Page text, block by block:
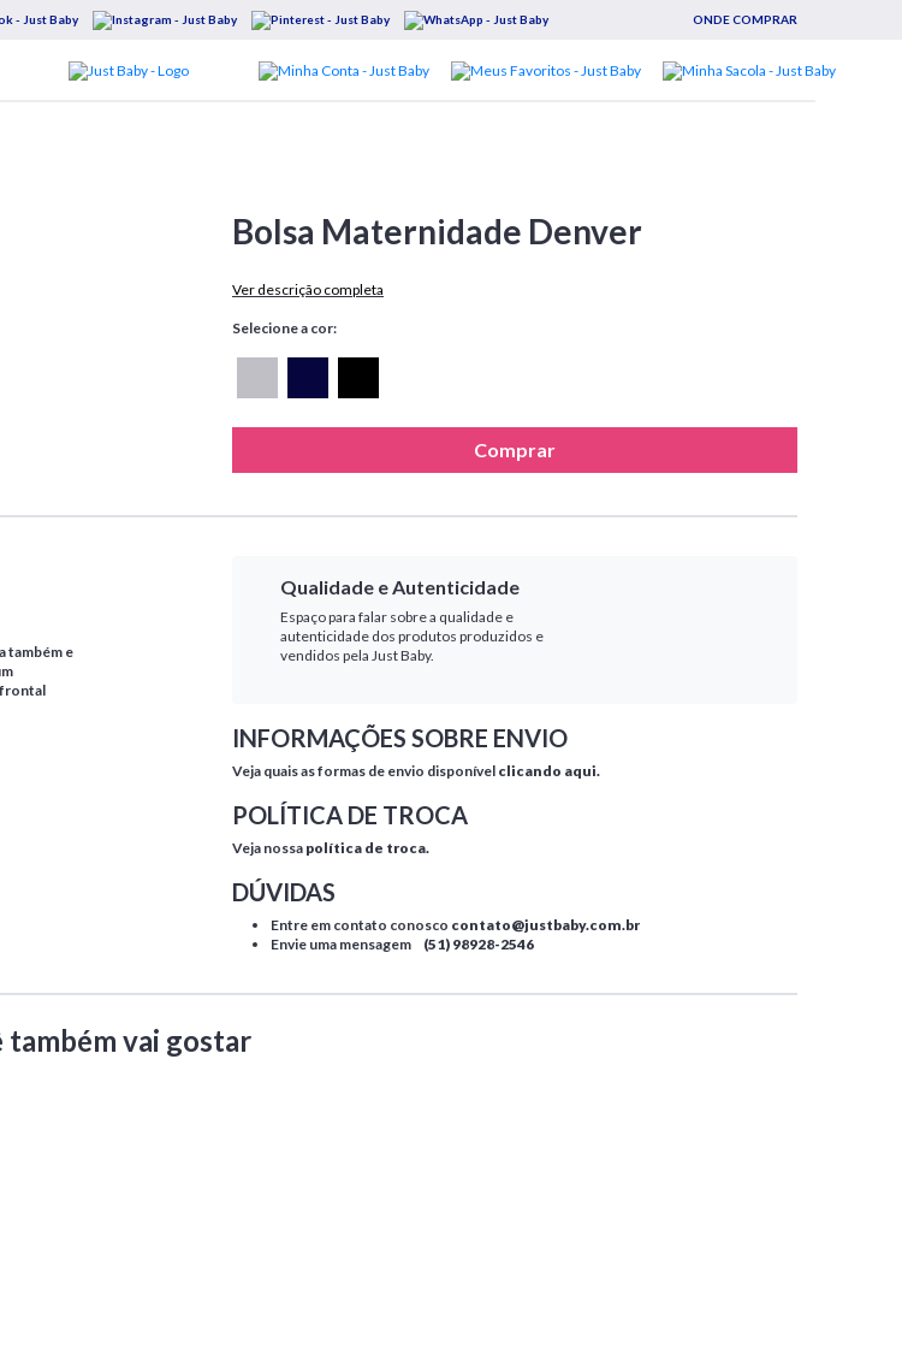
ONDE COMPRAR
Bolsa Maternidade Denver
Ver descrição completa
Selecione a cor:
Comprar
também e
frontal
Qualidade e Autenticidade
Espaço para falar sobre a qualidade e
autenticidade dos produtos produzidos e
vendidos pela Just Baby.
INFORMAÇÕES SOBRE ENVIO
Veja quais as formas de envio disponível clicando aqui.
POLÍTICA DE TROCA
Veja nossa política de troca.
DÚVIDAS
Entre em contato conosco contato@justbaby.com.br
Envie uma mensagem
(51) 98928-2546
também vai gostar